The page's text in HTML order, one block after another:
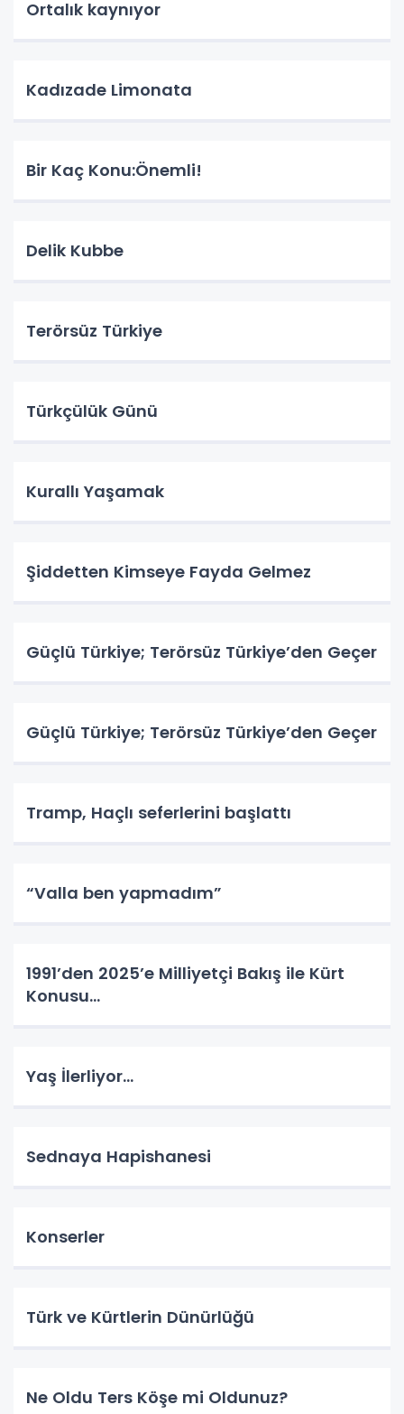
Ortalık kaynıyor
Kadızade Limonata
Bir Kaç Konu:Önemli!
Delik Kubbe
Terörsüz Türkiye
Türkçülük Günü
Kurallı Yaşamak
Şiddetten Kimseye Fayda Gelmez
Güçlü Türkiye; Terörsüz Türkiye’den Geçer
Güçlü Türkiye; Terörsüz Türkiye’den Geçer
Tramp, Haçlı seferlerini başlattı
“Valla ben yapmadım”
1991’den 2025’e Milliyetçi Bakış ile Kürt
Konusu…
Yaş İlerliyor…
Sednaya Hapishanesi
Konserler
Türk ve Kürtlerin Dünürlüğü
Ne Oldu Ters Köşe mi Oldunuz?